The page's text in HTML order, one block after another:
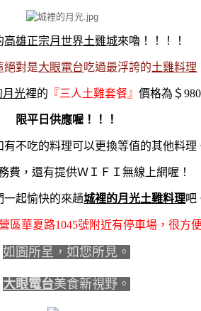
高雄正宗月世界土雞城來嚕！！！！
絕對是大眼電台吃過最浮誇的土雞料理
月光裡的 『三人土雞套餐』價格為＄980
限平日供應喔！！！
有不吃的料理可以更換等值的其他料理
費，還有提供ＷＩＦＩ無線上網喔！
一起愉快的來趟城裡的月光土雞料理吧
區華夏路1045號附近有停車場，很方便
如圖所呈，如您所見。
大眼電台美食新視野。